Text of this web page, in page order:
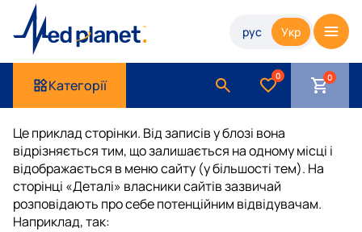
рус Укр
Категорії
0
Це приклад сторінки. Від записів у блозі вона
відрізняється тим, що залишається на одному місці і
відображається в меню сайту (у більшості тем). На
сторінці «Деталі» власники сайтів зазвичай
розповідають про себе потенційним відвідувачам.
Наприклад, так: